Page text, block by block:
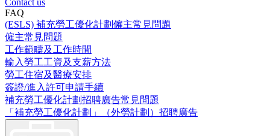
FAQ
(ESLS) 補充勞工優化計劃僱主常見問題
僱主常見問題
工作範疇及工作時間
輸入勞工工資及支薪方法
勞工住宿及醫療安排
簽證/進入許可申請手續
補充勞工優化計劃招聘廣告常見問題
「補充勞工優化計劃」（外勞計劃）招聘廣告